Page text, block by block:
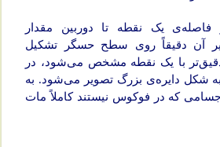
فاصله‌ی یک نقطه تا دوربین مقدار
آن دقیقاً روی سطح حسگر تشکیل
با یک نقطه مشخص می‌شود، در
شکل دایره‌ی بزرگ تصویر می‌شود. به
که در فوکوس نیستند کاملاً مات